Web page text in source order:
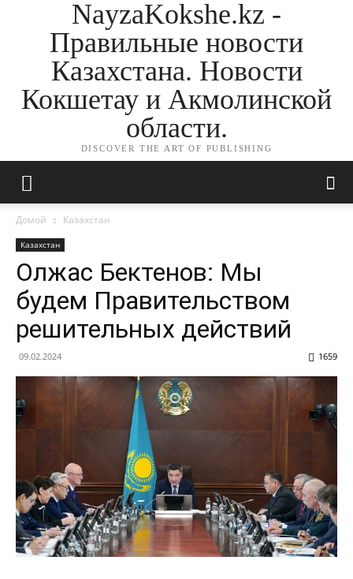
NayzaKokshe.kz -
Правильные новости
Казахстана. Новости
Кокшетау и Акмолинской
области.
DISCOVER THE ART OF PUBLISHING
Домой Казахстан
Казахстан
Олжас Бектенов: Мы
будем Правительством
решительных действий
09.02.2024 1659